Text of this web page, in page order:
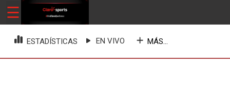
Skip
☰
ClaroSports
Más Claro que nunca
ESTADÍSTICAS EN VIVO MÁS...